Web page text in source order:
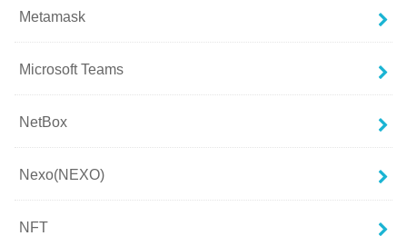
Metamask
Microsoft Teams
NetBox
Nexo(NEXO)
NFT